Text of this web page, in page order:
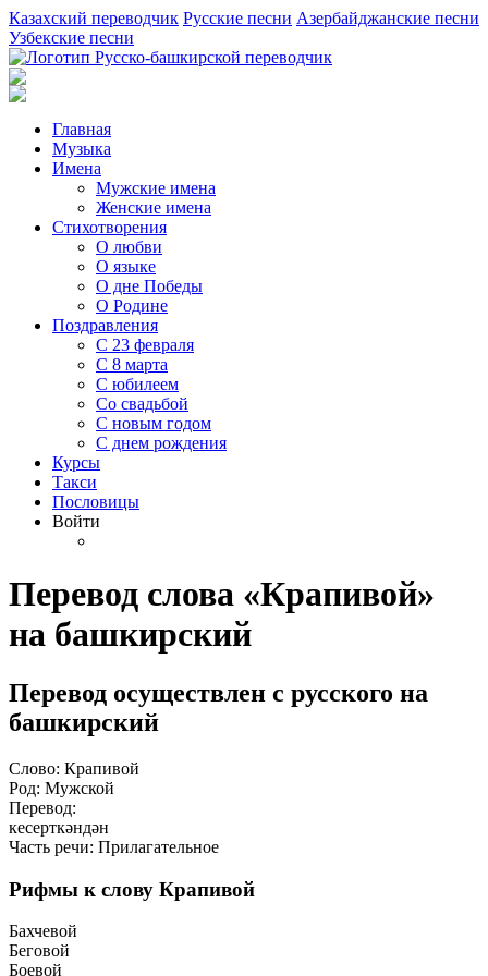
Казахский переводчик Русские песни Азербайджанские песни
Узбекские песни
Главная
Музыка
Имена
Мужские имена
Женские имена
Стихотворения
О любви
О языке
О дне Победы
О Родине
Поздравления
С 23 февраля
С 8 марта
С юбилеем
Со свадьбой
С новым годом
С днем рождения
Курсы
Такси
Пословицы
Войти
Перевод слова «Крапивой»
на башкирский
Перевод осуществлен с русского на
башкирский
Слово: Крапивой
Род: Мужской
Перевод:
кесерткәндән
Часть речи: Прилагательное
Рифмы к слову Крапивой
Бахчевой
Беговой
Боевой